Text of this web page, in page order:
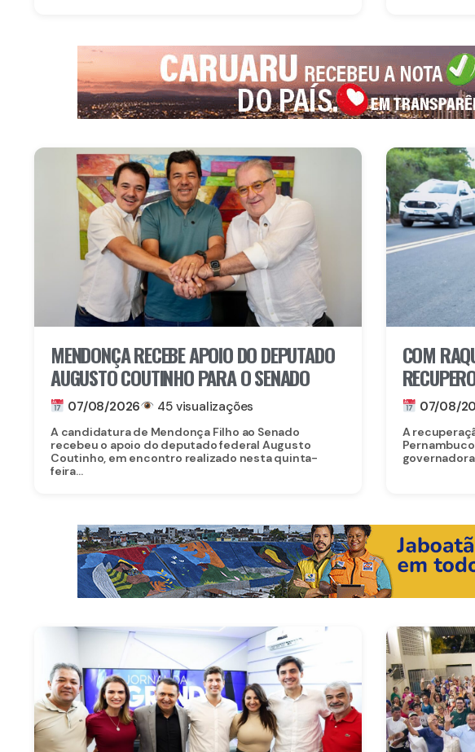
MENDONÇA RECEBE APOIO DO DEPUTADO
AUGUSTO COUTINHO PARA O SENADO
07/08/2026 45 visualizações
A candidatura de Mendonça Filho ao Senado
recebeu o apoio do deputado federal Augusto
Coutinho, em encontro realizado nesta quinta-
feira...
COM
DE07/08/
A
governadora